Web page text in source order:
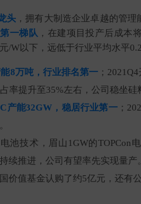
头 ，拥有大制造企业卓越的管
一梯队 ，在建项目投产后成本
/W以下，远低于行业平均水平
8万吨，行业排名第一；
率提升至35%左右，公司稳坐
产能32GW，稳居行业第一；
池技术，眉山1GW的TOPCon
续推进，公司有望率先实现量产
价值基金认购了约5亿元，还有